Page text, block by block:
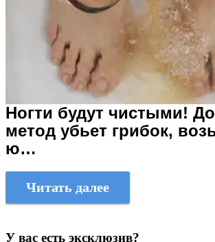
Ногти будут чистыми!
метод убьет грибок,
ю…
Читать далее
У вас есть эксклюзив?